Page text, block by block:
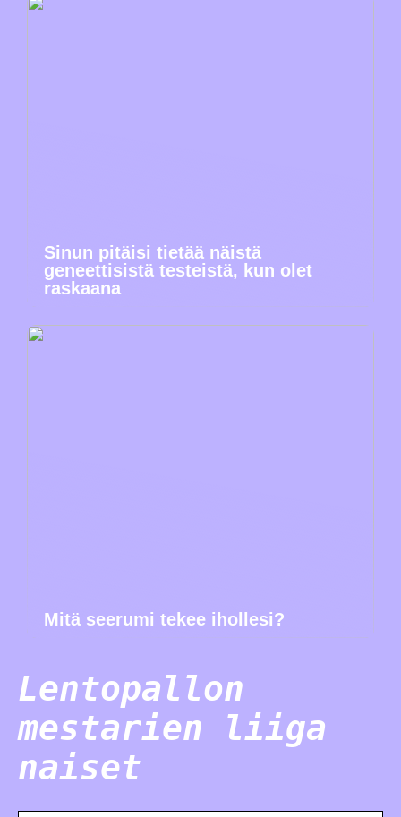
Sinun pitäisi tietää näistä
geneettisistä testeistä, kun olet
raskaana
Mitä seerumi tekee ihollesi?
Lentopallon
mestarien liiga
naiset